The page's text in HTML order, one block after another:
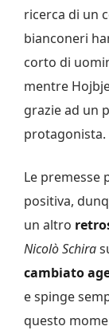
ricerca di un
bianconeri
corto di
mentre
grazie ad un
protagonista.
Le premesse
positiva,
un altro
Nicolò Schira
cambiato
e spinge
questo